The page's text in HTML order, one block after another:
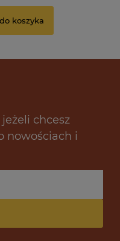
do koszyka
chcesz
nowościach i